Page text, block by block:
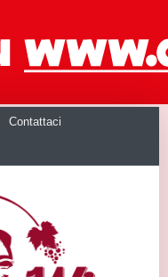
Contattaci